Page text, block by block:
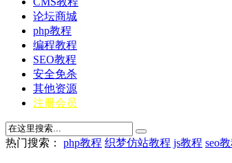
论坛商城
php教程
编程教程
SEO教程
安全免杀
其他资源
注册会员
热门搜索： php教程 织梦仿站教程 js教程 seo